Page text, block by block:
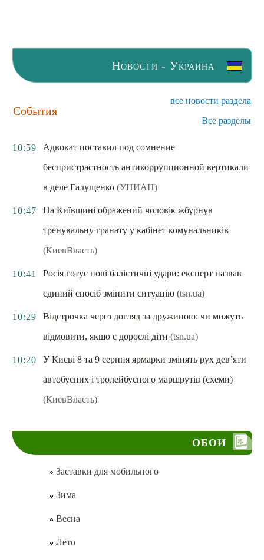
Новости - Украина
События
все новости раздела
Все разделы
10:59
Адвокат поставил под сомнение
беспристрастность антикоррупционной вертикали
в деле Галущенко (УНИАН)
10:47
На Київщині ображений чоловік жбурнув
тренувальну гранату у кабінет комунальників
(КиевВласть)
10:41
Росія готує нові балістичні удари: експерт назвав
єдиний спосіб змінити ситуацію (tsn.ua)
10:29
Відстрочка через догляд за дружиною: чи можуть
відмовити, якщо є дорослі діти (tsn.ua)
10:20
У Києві 8 та 9 серпня ярмарки змінять рух дев’яти
автобусних і тролейбусного маршрутів (схеми)
(КиевВласть)
ОБОИ
Заставки для мобильного
Зима
Весна
Лето